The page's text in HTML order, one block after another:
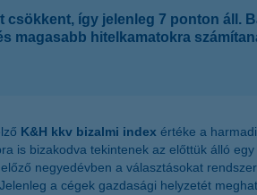
így jelenleg 7 ponton áll.
magasabb hitelkamatokra
K&H kkv bizalmi index értéke a
is bizakodva tekintenek az előttük álló
negyedévben a választásokat
a cégek gazdasági helyzetét